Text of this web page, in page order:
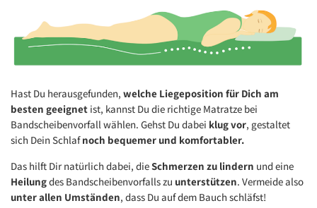
Hast Du herausgefunden, welche Liegeposition für Dich am
besten geeignet ist, kannst Du die richtige Matratze bei
Bandscheibenvorfall wählen. Gehst Du dabei klug vor, gestaltet
sich Dein Schlafnoch bequemer und komfortabler.
Das hilft Dir natürlich dabei, dieSchmerzen zu lindern und eine
Heilungdes Bandscheibenvorfalls zu unterstützen. Vermeide also
unter allen Umständen, dass Du auf dem Bauch schläfst!